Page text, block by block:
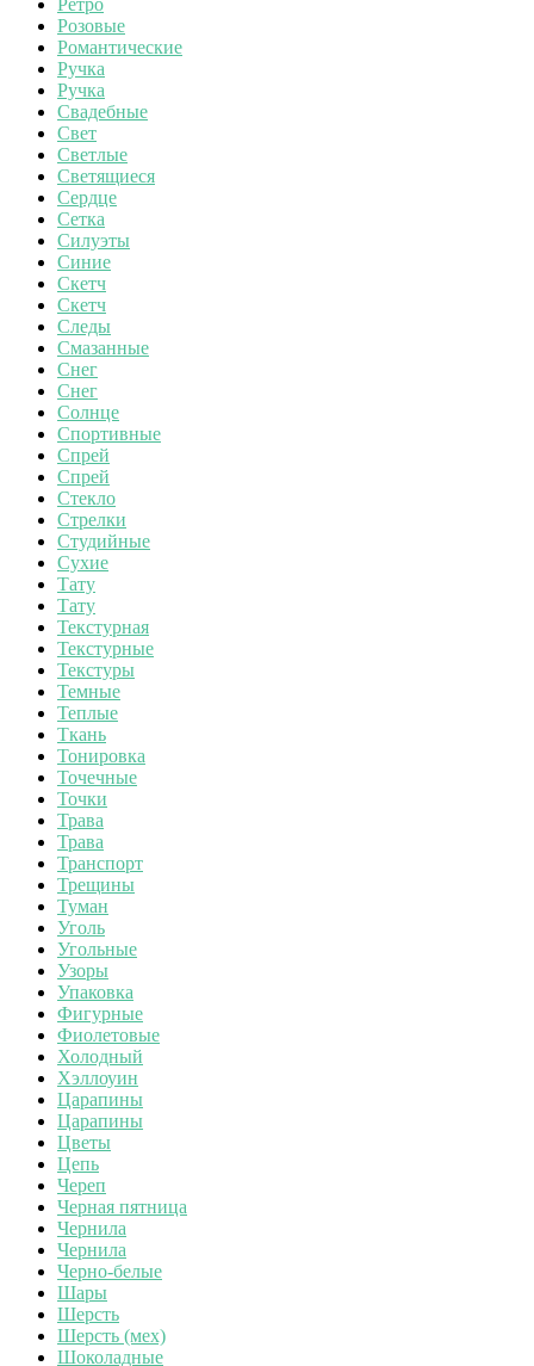
Розовые
Романтические
Ручка
Ручка
Свадебные
Свет
Светлые
Светящиеся
Сердце
Сетка
Силуэты
Синие
Скетч
Скетч
Следы
Смазанные
Снег
Снег
Солнце
Спортивные
Спрей
Спрей
Стекло
Стрелки
Студийные
Сухие
Тату
Тату
Текстурная
Текстурные
Текстуры
Темные
Теплые
Ткань
Тонировка
Точечные
Точки
Трава
Трава
Транспорт
Трещины
Туман
Уголь
Угольные
Узоры
Упаковка
Фигурные
Фиолетовые
Холодный
Хэллоуин
Царапины
Царапины
Цветы
Цепь
Череп
Черная пятница
Чернила
Чернила
Черно-белые
Шары
Шерсть
Шерсть (мех)
Шоколадные